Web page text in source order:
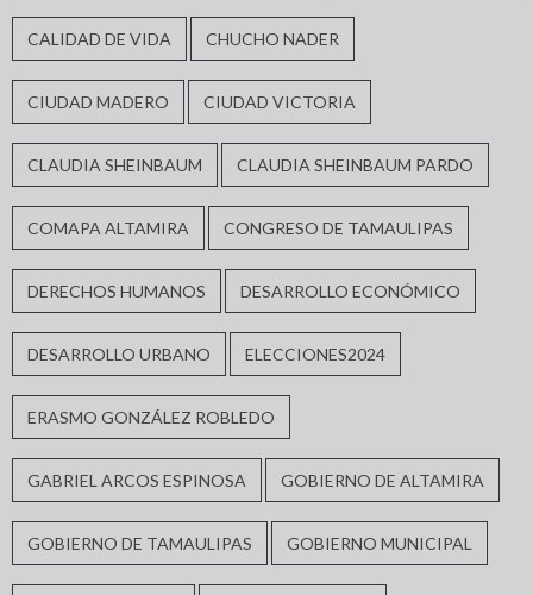
CALIDAD DE VIDA CHUCHO NADER
CIUDAD MADERO CIUDAD VICTORIA
CLAUDIA SHEINBAUM CLAUDIA SHEINBAUM PARDO
COMAPA ALTAMIRA CONGRESO DE TAMAULIPAS
DERECHOS HUMANOS DESARROLLO ECONÓMICO
DESARROLLO URBANO ELECCIONES2024
ERASMO GONZÁLEZ ROBLEDO
GABRIEL ARCOS ESPINOSA GOBIERNO DE ALTAMIRA
GOBIERNO DE TAMAULIPAS GOBIERNO MUNICIPAL